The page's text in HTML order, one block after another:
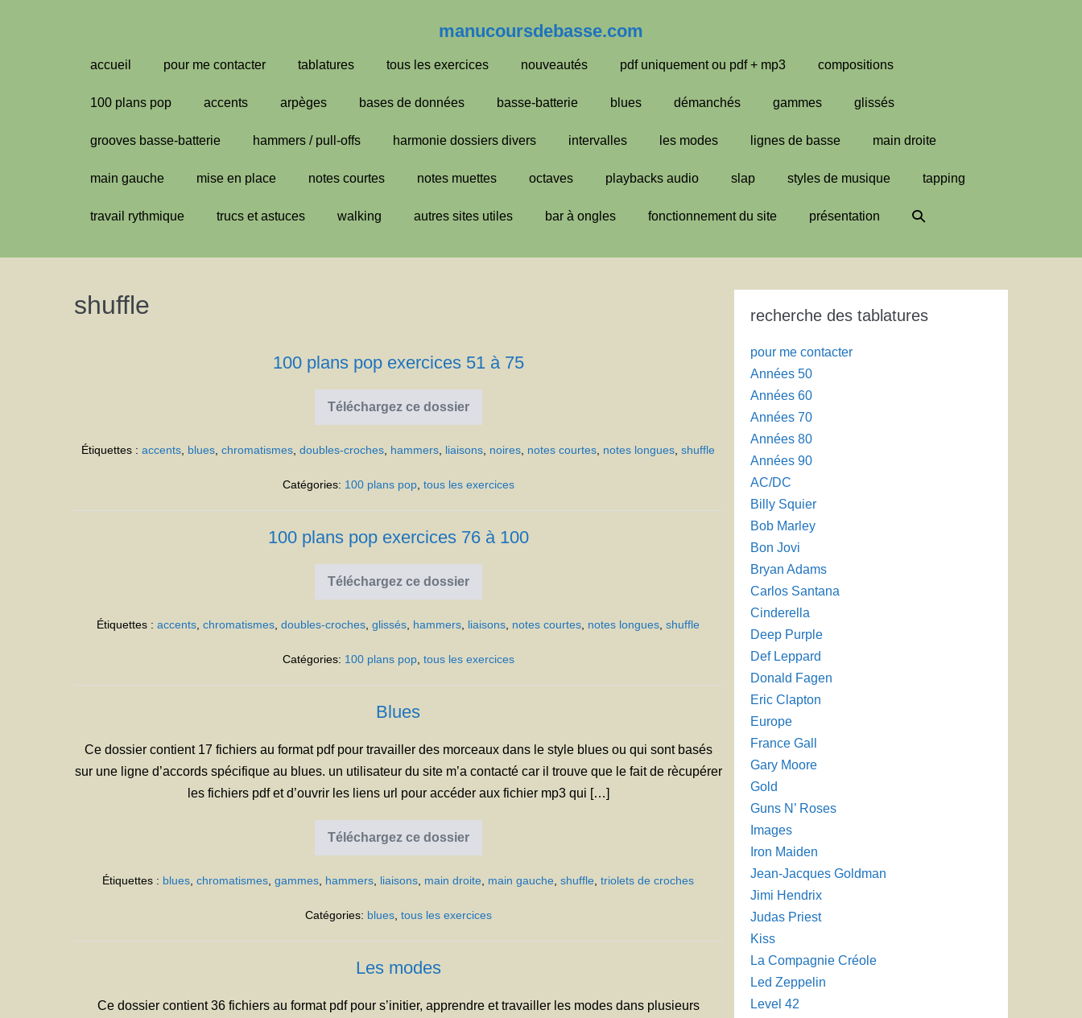
manucoursdebasse.com
accueil pour me contacter tablatures tous les exercices nouveautés pdf uniquement ou pdf + mp3 compositions
100 plans pop accents arpèges bases de données basse-batterie blues démanchés gammes glissés
grooves basse-batterie hammers / pull-offs harmonie dossiers divers intervalles les modes lignes de basse main droite
main gauche mise en place notes courtes notes muettes octaves playbacks audio slap styles de musique tapping
travail rythmique trucs et astuces walking autres sites utiles bar à ongles fonctionnement du site présentation
Basculer
recherche
shuffle
100 plans pop exercices 51 à 75
Téléchargez ce dossier
100
plans
exercices
75
Étiquettes : accents blues ,chromatismes ,doubles-croches hammers liaisons noires notes courtes notes longues ,shuffle
Catégories: 100 plans pop, tous les exercices
100 plans pop exercices 76 à 100
Téléchargez ce dossier
100
plans
exercices
100
Étiquettes : accents ,chromatismes ,doubles-croches ,glissés hammers liaisons notes courtes notes longues ,shuffle
Catégories: 100 plans pop, tous les exercices
Blues
Ce dossier contient 17 fichiers au format pdf pour travailler des morceaux dans le style blues ou qui sont basés
sur une ligne d’accords spécifique au blues. un utilisateur du site m’a contacté car il trouve que le fait de rècupérer
les fichiers pdf et d’ouvrir les liens url pour accéder aux fichier mp3 qui […]
Téléchargez ce dossier
Blues
Étiquettes : blues ,chromatismes ,gammes hammers liaisons main droite main gauche ,shuffle ,triolets de croches
Catégories: blues, tous les exercices
Les modes
Ce dossier contient 36 fichiers au format pdf pour s’initier, apprendre et travailler les modes dans plusieurs
recherche des tablatures
pour me contacter
Années 50
Années 60
Années 70
Années 80
Années 90
AC/DC
Billy Squier
Bob Marley
Bon Jovi
Bryan Adams
Carlos Santana
Cinderella
Deep Purple
Def Leppard
Donald Fagen
Eric Clapton
Europe
France Gall
Gary Moore
Gold
Guns N’ Roses
Images
Iron Maiden
Jean-Jacques Goldman
Jimi Hendrix
Judas Priest
Kiss
La Compagnie Créole
Led Zeppelin
Level 42